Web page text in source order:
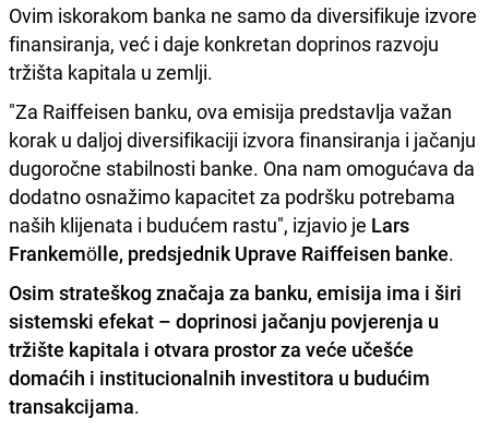
Ovim iskorakom banka ne samo da diversifikuje izvore
finansiranja, već i daje konkretan doprinos razvoju
tržišta kapitala u zemlji.
"Za Raiffeisen banku, ova emisija predstavlja važan
korak u daljoj diversifikaciji izvora finansiranja i jačanju
dugoročne stabilnosti banke. Ona nam omogućava da
dodatno osnažimo kapacitet za podršku potrebama
naših klijenata i budućem rastu", izjavio je Lars
Frankemölle, predsjednik Uprave Raiffeisen banke.
Osim strateškog značaja za banku, emisija ima i širi
sistemski efekat – doprinosi jačanju povjerenja u
tržište kapitala i otvara prostor za veće učešće
domaćih i institucionalnih investitora u budućim
transakcijama.